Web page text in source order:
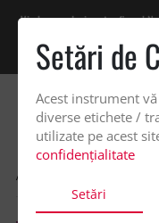
Vindem exclusiv catre firme!
discount
ACASA
Setări de
Acest instrument
diverse etichete /
utilizate pe acest
confidențialitate
Setări